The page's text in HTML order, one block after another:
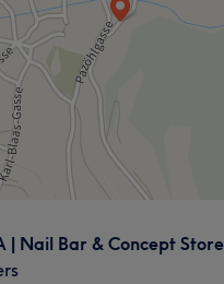
| Nail Bar & Concept Store